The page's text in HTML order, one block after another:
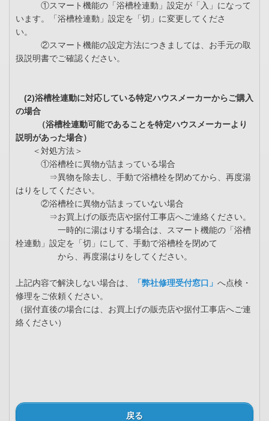
①スマート機能の「浴槽栓連動」設定が「入」になって
います。「浴槽栓連動」設定を「切」に変更してくださ
い。
②スマート機能の設定方法につきましては、お手元の取
扱説明書でご確認ください。
(2)浴槽栓連動に対応している特定ハウスメーカーからご購入
の場合
（浴槽栓連動可能であることを特定ハウスメーカーより
説明があった場合）
＜対処方法＞
①浴槽栓に異物が詰まっている場合
⇒異物を除去し、手動で浴槽栓を閉めてから、再度湯
はりをしてください。
②浴槽栓に異物が詰まっていない場合
⇒お買上げの販売店や据付工事店へご連絡ください。
一時的に湯はりする場合は、スマート機能の「浴槽
栓連動」設定を「切」にして、手動で浴槽栓を閉めて
から、再度湯はりをしてください。
上記内容で解決しない場合は、 「弊社修理受付窓口」 へ点検・
修理をご依頼ください。
（据付直後の場合には、お買上げの販売店や据付工事店へご連
絡ください）
戻る